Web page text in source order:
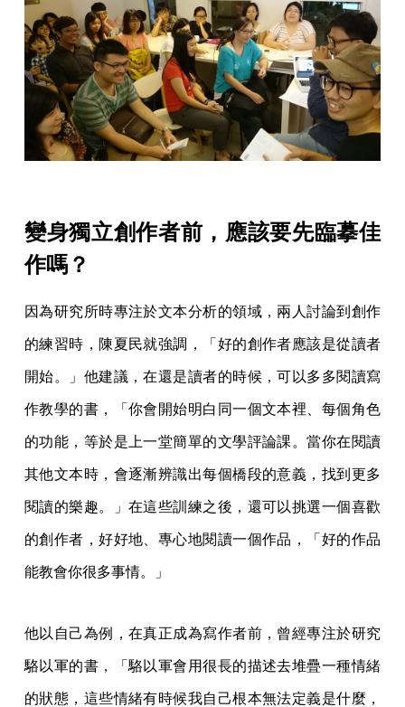
變身獨立創作者前，應該要先臨摹佳
作嗎？
因為研究所時專注於文本分析的領域，兩人討論到創作
的練習時，陳夏民就強調，「好的創作者應該是從讀者
開始。」他建議，在還是讀者的時候，可以多多閱讀寫
作教學的書，「你會開始明白同一個文本裡、每個角色
的功能，等於是上一堂簡單的文學評論課。當你在閱讀
其他文本時，會逐漸辨識出每個橋段的意義，找到更多
閱讀的樂趣。」在這些訓練之後，還可以挑選一個喜歡
的創作者，好好地、專心地閱讀一個作品，「好的作品
能教會你很多事情。」
他以自己為例，在真正成為寫作者前，曾經專注於研究
駱以軍的書，「駱以軍會用很長的描述去堆疊一種情緒
的狀態，這些情緒有時候我自己根本無法定義是什麼，